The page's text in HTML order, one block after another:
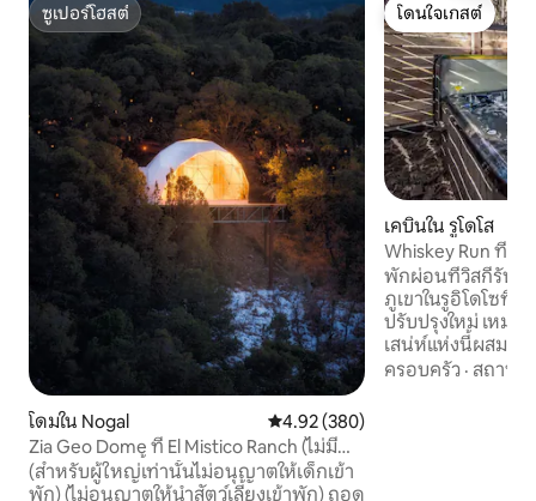
ซูเปอร์โฮสต์
ซูเปอร์โฮสต์
โดมใน Nogal คะแนนเฉลี่ย 4.92 จาก 5, 380 รีวิว
4.92 (380)
Zia Geo Dome ที่ El Mistico Ranch (ไม่มี
เด็กหรือสัตว์เลี้ยง)
(สำหรับผู้ใหญ่เท่านั้นไม่อนุญาตให้เด็กเข้า
พัก) (ไม่อนุญาตให้นำสัตว์เลี้ยงเข้าพัก) ถอด
โดนใจเกสต์
โดนใจเกสต์
เคบินใน รูโดโส
Whiskey Run ที่
ร้อน + เดินไปยังตัว
พักผ่อนที่วิสกี้รันเ
ภูเขาในรูอิโดโซที่
ปรับปรุงใหม่ เหมา
เสน่ห์แห่งนี้ผสมผ
เข้ากับความสะดว
ครอบครัว · สถานที่